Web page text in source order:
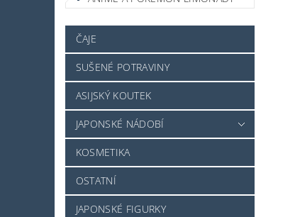
ČAJE
SUŠENÉ POTRAVINY
ASIJSKÝ KOUTEK
JAPONSKÉ NÁDOBÍ
KOSMETIKA
OSTATNÍ
JAPONSKÉ FIGURKY